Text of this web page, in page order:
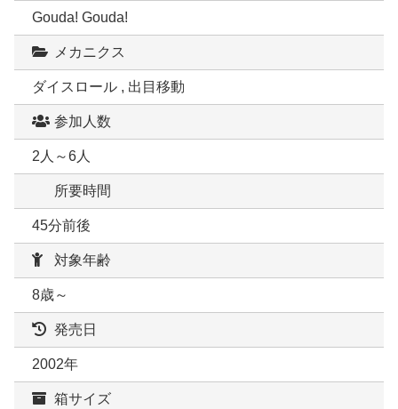
Gouda! Gouda!
メカニクス
ダイスロール , 出目移動
参加人数
2人～6人
所要時間
45分前後
対象年齢
8歳～
発売日
2002年
箱サイズ